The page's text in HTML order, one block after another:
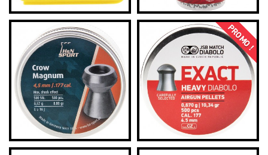
PROMO !